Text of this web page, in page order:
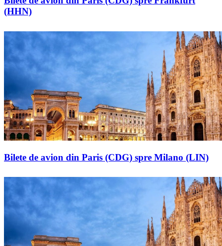
(HHN)
Bilete de avion din Paris (CDG) spre Milano (LIN)